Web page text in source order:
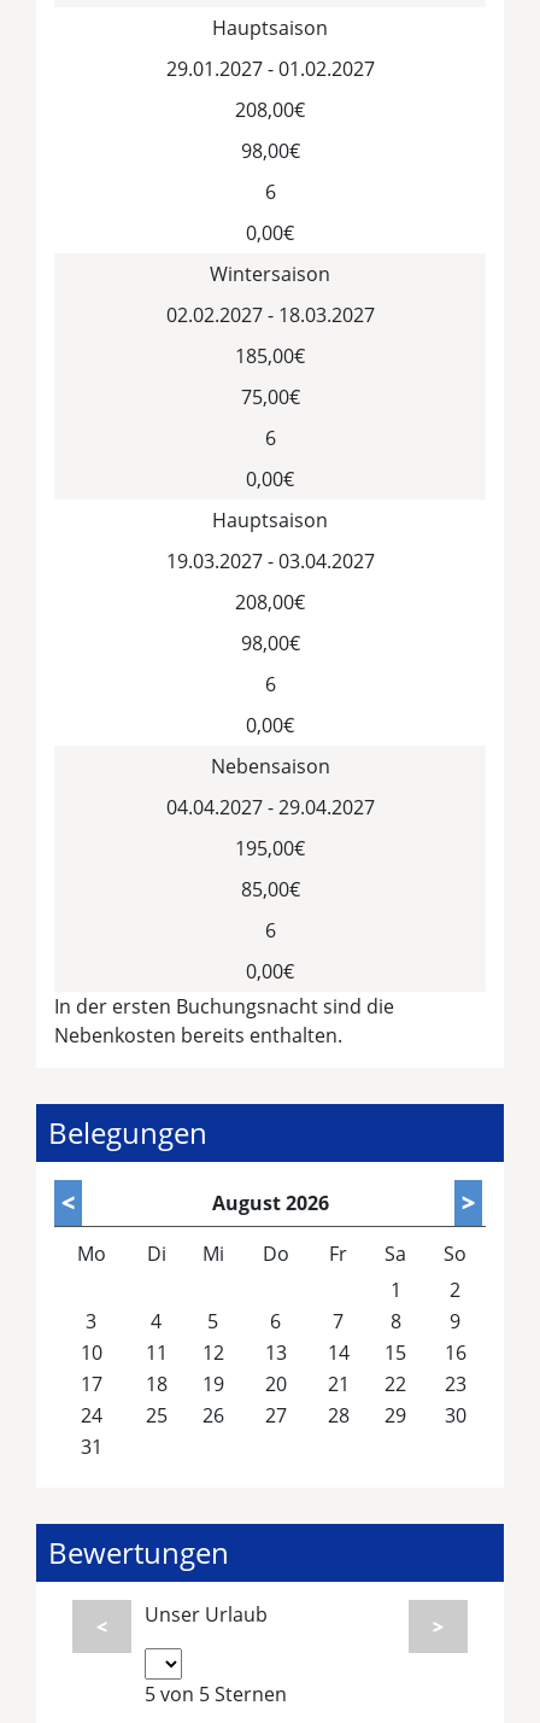
Hauptsaison
29.01.2027 - 01.02.2027
208,00€
98,00€
6
0,00€
Wintersaison
02.02.2027 - 18.03.2027
185,00€
75,00€
6
0,00€
Hauptsaison
19.03.2027 - 03.04.2027
208,00€
98,00€
6
0,00€
Nebensaison
04.04.2027 - 29.04.2027
195,00€
85,00€
6
0,00€
In der ersten Buchungsnacht sind die
Nebenkosten bereits enthalten.
Belegungen
< August2026
Mo
Di Mi Do Fr Sa
So
1
2
3
4 5 6 7 8
9
10
11 12 13 14 15
16
17
18 19 20 21 22
23
24
25 26 27 28 29
30
31
>
Bewertungen
< Unser Urlaub
5 von 5 Sternen
>